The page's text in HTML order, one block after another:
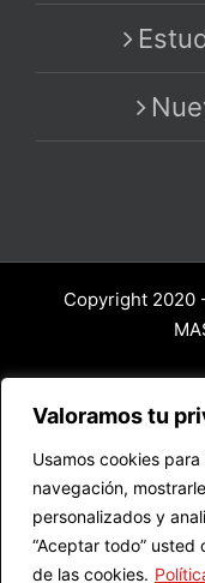
Valoramos tu
Usamos cookies
navegación,
personalizados y
“Aceptar todo” usted
de las cookies.
Copyright 2020